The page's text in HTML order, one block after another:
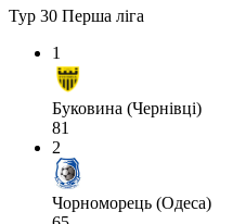
Тур 30 Перша ліга
1
Буковина (Чернівці)
81
2
Чорноморець (Одеса)